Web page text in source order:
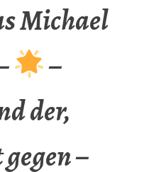
Michael
–
der,
–